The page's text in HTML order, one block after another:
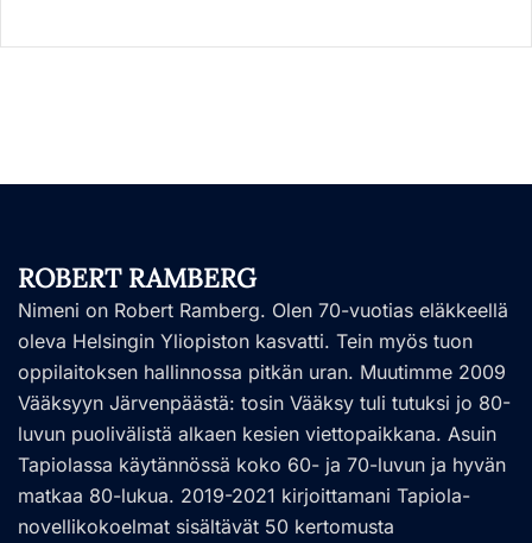
ROBERT RAMBERG
Nimeni on Robert Ramberg. Olen 70-vuotias eläkkeellä
oleva Helsingin Yliopiston kasvatti. Tein myös tuon
oppilaitoksen hallinnossa pitkän uran. Muutimme 2009
Vääksyyn Järvenpäästä: tosin Vääksy tuli tutuksi jo 80-
luvun puolivälistä alkaen kesien viettopaikkana. Asuin
Tapiolassa käytännössä koko 60- ja 70-luvun ja hyvän
matkaa 80-lukua. 2019-2021 kirjoittamani Tapiola-
novellikokoelmat sisältävät 50 kertomusta